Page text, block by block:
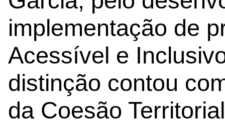
implementação de
Acessível e
distinção contou
da Coesão